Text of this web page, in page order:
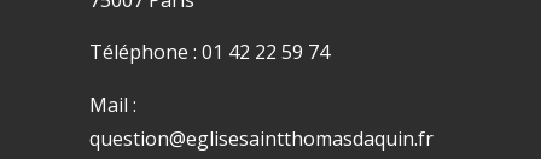
Téléphone : 01 42 22 59 74
Mail :
question@eglisesaintthomasdaquin.fr